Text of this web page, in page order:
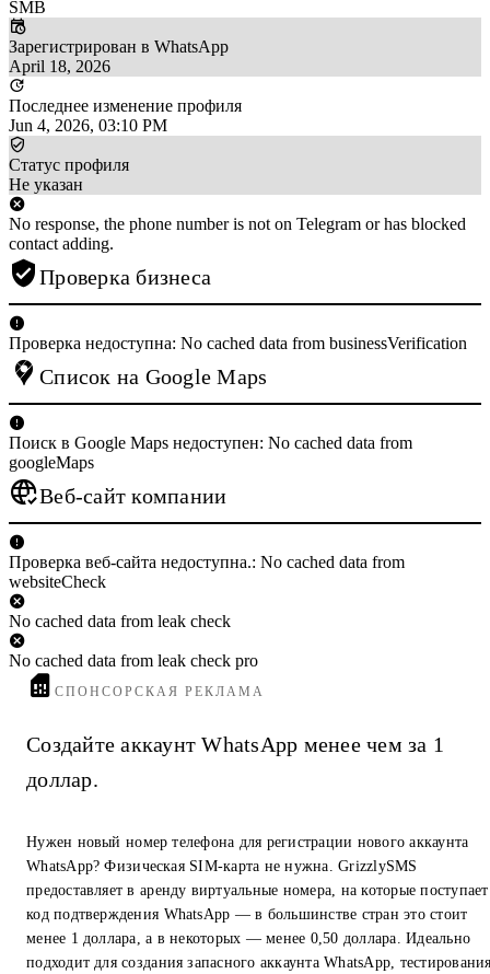
SMB
Зарегистрирован в WhatsApp
April 18, 2026
Последнее изменение профиля
Jun 4, 2026, 03:10 PM
Статус профиля
Не указан
No response, the phone number is not on Telegram or has blocked
contact adding.
Проверка бизнеса
Проверка недоступна: No cached data from businessVerification
Список на Google Maps
Поиск в Google Maps недоступен: No cached data from
googleMaps
Веб-сайт компании
Проверка веб-сайта недоступна.: No cached data from
websiteCheck
No cached data from leak check
No cached data from leak check pro
СПОНСОРСКАЯ РЕКЛАМА
Создайте аккаунт WhatsApp менее чем за 1
доллар.
Нужен новый номер телефона для регистрации нового аккаунта
WhatsApp? Физическая SIM-карта не нужна. GrizzlySMS
предоставляет в аренду виртуальные номера, на которые поступает
код подтверждения WhatsApp — в большинстве стран это стоит
менее 1 доллара, а в некоторых — менее 0,50 доллара. Идеально
подходит для создания запасного аккаунта WhatsApp,